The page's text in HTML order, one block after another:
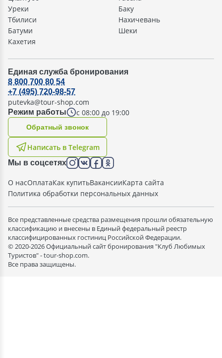
Уреки
Тбилиси
Батуми
Кахетия
Баку
Нахичевань
Шеки
Единая служба бронирования
Режим работы с 08:00 до 19:00
8 800 700 80 54
+7 (495) 720-98-57
putevka@tour-shop.com
Написать в Telegram
Oбратный звонок
Мы в соцсетях
О насОплатаКак купитьВакансииКарта сайта
Политика обработки персональных данных
Все представленные средства размещения прошли обязательную
классификацию и внесены в Единый федеральный реестр
классифицированных гостиниц Российской Федерации.
© 2020-2026 Официальный сайт бронирования "Клуб Любимых
Туристов" - tour-shop.com.
Все права защищены.